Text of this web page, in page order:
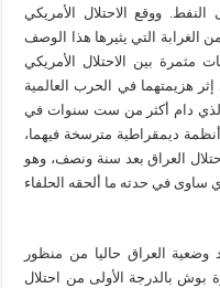
ووقع الاحتلال الأمريكي
الغرابة التي يثيرها هذا الوصف
مثمرة بين الاحتلال الأمريكي
هزيمتهما في الحرب العالمية
الذي دام أكثر من ست سنوات في
أنظمة ديمقراطية مترسخة فيهما،
العراق بعد سنة ونصف، وهو
ساوى في حدته ما ألحقه الحلفاء
وضعية العراق حاليا من منظور
بوش بالدرجة الأولى من احتلال